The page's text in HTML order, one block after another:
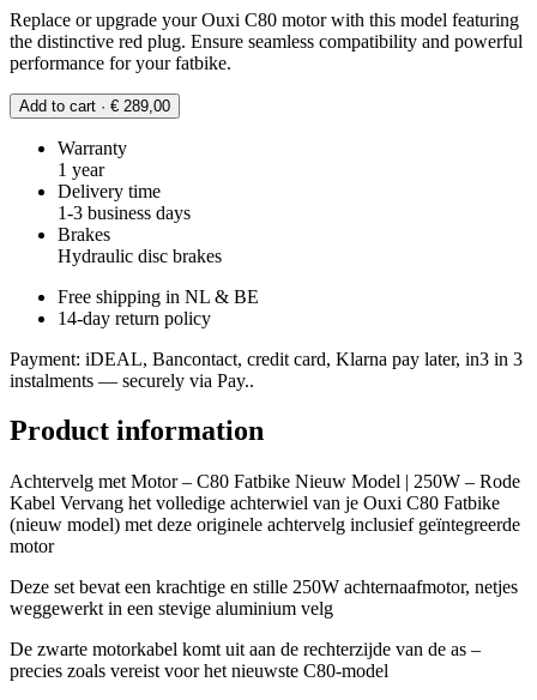
Replace or upgrade your Ouxi C80 motor with this model featuring
the distinctive red plug. Ensure seamless compatibility and powerful
performance for your fatbike.
Add to cart · € 289,00
Warranty
1 year
Delivery time
1-3 business days
Brakes
Hydraulic disc brakes
Free shipping in NL & BE
14-day return policy
Payment: iDEAL, Bancontact, credit card, Klarna pay later, in3 in 3
instalments — securely via Pay..
Product information
Achtervelg met Motor – C80 Fatbike Nieuw Model | 250W – Rode
Kabel Vervang het volledige achterwiel van je Ouxi C80 Fatbike
(nieuw model) met deze originele achtervelg inclusief geïntegreerde
motor
Deze set bevat een krachtige en stille 250W achternaafmotor, netjes
weggewerkt in een stevige aluminium velg
De zwarte motorkabel komt uit aan de rechterzijde van de as –
precies zoals vereist voor het nieuwste C80-model